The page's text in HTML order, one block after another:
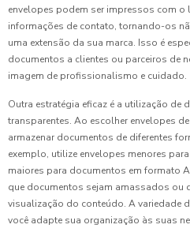
envelopes podem ser impressos com
informações de contato, tornando-os
uma extensão da sua marca. Isso é
documentos a clientes ou parceiros de
imagem de profissionalismo e cuidado.
Outra estratégia eficaz é a utilização de
transparentes. Ao escolher envelopes
armazenar documentos de diferentes
exemplo, utilize envelopes menores
maiores para documentos em formato
que documentos sejam amassados ou
visualização do conteúdo. A variedade
você adapte sua organização às suas